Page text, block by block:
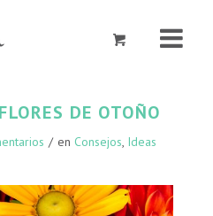
DE OTOÑO
/ en Consejos, Ideas